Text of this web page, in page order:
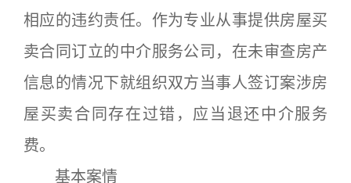
相应的违约责任。作为专业从事提供房屋买
卖合同订立的中介服务公司，在未审查房产
信息的情况下就组织双方当事人签订案涉房
屋买卖合同存在过错，应当退还中介服务
费。
基本案情